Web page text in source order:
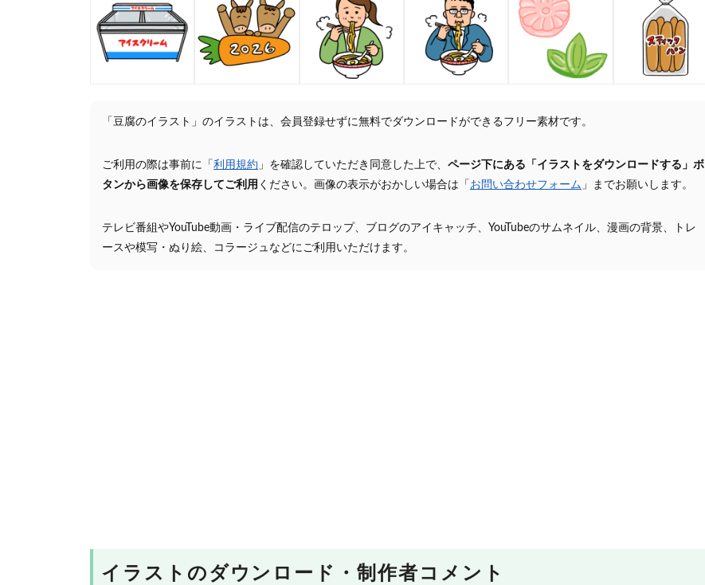
「豆腐のイラスト」のイラストは、会員登録せずに無料でダウンロードができるフリー素材です。
ご利用の際は事前に「 利用規約 」を確認していただき同意した上で、 ページ下にある「イラストをダウンロードする」ボ
タンから画像を保存してご利用 ください。画像の表示がおかしい場合は「 お問い合わせフォーム 」までお願いします。
テレビ番組やYouTube動画・ライブ配信のテロップ、ブログのアイキャッチ、YouTubeのサムネイル、漫画の背景、トレ
ースや模写・ぬり絵、コラージュなどにご利用いただけます。
イラストのダウンロード・制作者コメント